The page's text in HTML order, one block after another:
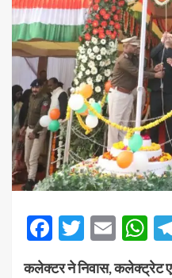
Facebook
Twitter
कलेक्टर ने निवास, कलेक्ट्रेट